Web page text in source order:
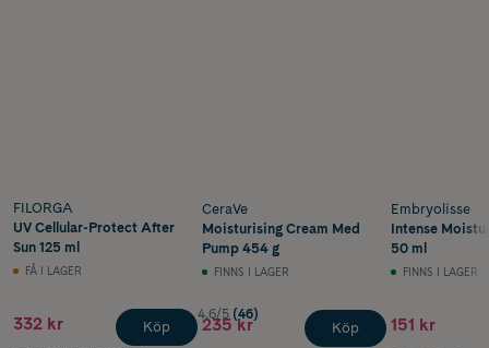
FILORGA
UV Cellular-Protect After
Sun 125 ml
FÅ I LAGER
332 kr Köp
CeraVe
Moisturising Cream Med
Pump 454 g
FINNS I LAGER
4.6/5 (46)
235 kr Köp
Embryolisse
Intense
50 ml
FINNS I LAGER
151 kr